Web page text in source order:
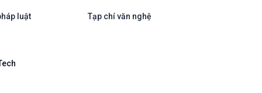
luật Tạp chí văn nghệ